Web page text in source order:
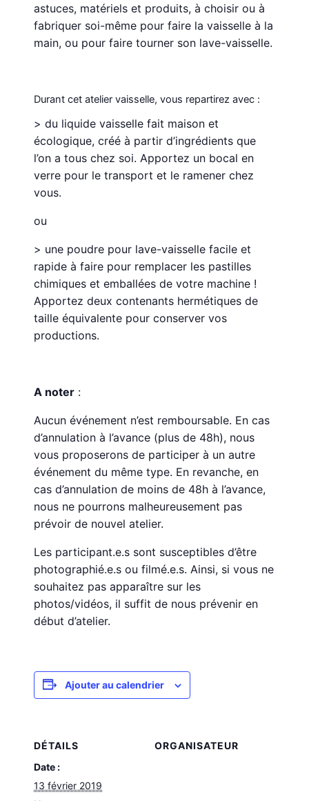
astuces, matériels et produits, à choisir ou à
fabriquer soi-même pour faire la vaisselle à la
main, ou pour faire tourner son lave-vaisselle.
Durant cet atelier vaisselle, vous repartirez avec :
> du liquide vaisselle fait maison et
écologique, créé à partir d’ingrédients que
l’on a tous chez soi. Apportez un bocal en
verre pour le transport et le ramener chez
vous.
ou
> une poudre pour lave-vaisselle facile et
rapide à faire pour remplacer les pastilles
chimiques et emballées de votre machine !
Apportez deux contenants hermétiques de
taille équivalente pour conserver vos
productions.
A noter :
Aucun événement n’est remboursable. En cas
d’annulation à l’avance (plus de 48h), nous
vous proposerons de participer à un autre
événement du même type. En revanche, en
cas d’annulation de moins de 48h à l’avance,
nous ne pourrons malheureusement pas
prévoir de nouvel atelier.
Les participant.e.s sont susceptibles d’être
photographié.e.s ou filmé.e.s. Ainsi, si vous ne
souhaitez pas apparaître sur les
photos/vidéos, il suffit de nous prévenir en
début d’atelier.
Ajouter au calendrier
DÉTAILS
Date :
13 février 2019
ORGANISATEUR